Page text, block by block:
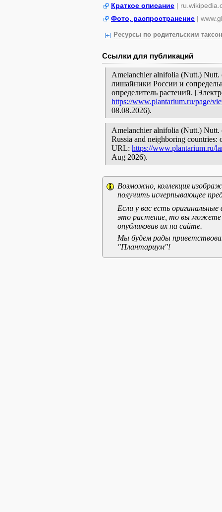
Краткое описание |
Фото, распространение |
Ресурсы по родительским
Ссылки для публикаций
Amelanchier alnifolia (Nutt.)
лишайники России и
определитель растений.
https://www.plantarium.ru/page/
08.08.2026).
Amelanchier alnifolia (Nutt.) Nutt.
Russia and neighboring
URL: https://www.plantarium.ru/
Aug 2026).
Возможно, коллекция
получить исчерпывающее
Если у вас есть
это растение, то вы можете
опубликовав их на сайте.
Мы будем рады
"Плантариум"!